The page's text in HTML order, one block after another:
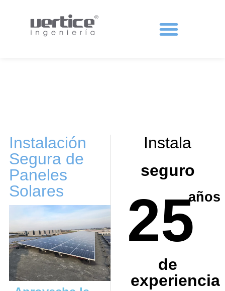
Instalación
Segura de
Paneles
Solares
Instala
seguro
25años
de
experiencia